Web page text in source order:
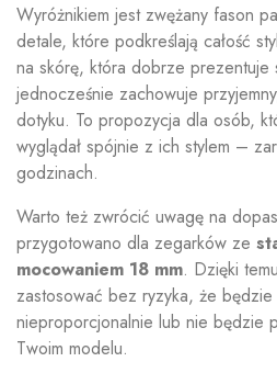
Wyróżnikiem jest zwężany fason
detale, które podkreślają całość
na skórę, która dobrze prezentuje
jednocześnie zachowuje
dotyku. To propozycja dla osób,
wyglądał spójnie z ich stylem –
godzinach.
Warto też zwrócić uwagę na
przygotowano dla zegarków ze
mocowaniem 18 mm. Dzięki
zastosować bez ryzyka, że będzie
nieproporcjonalnie lub nie będzie
Twoim modelu.